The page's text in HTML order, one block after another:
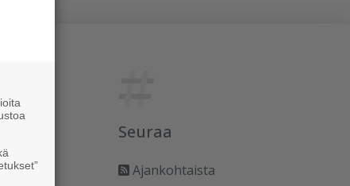
Seuraa
Ajankohtaista